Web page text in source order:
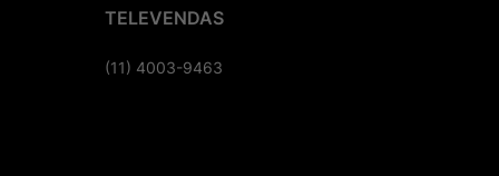
TELEVENDAS
(11) 4003-9463